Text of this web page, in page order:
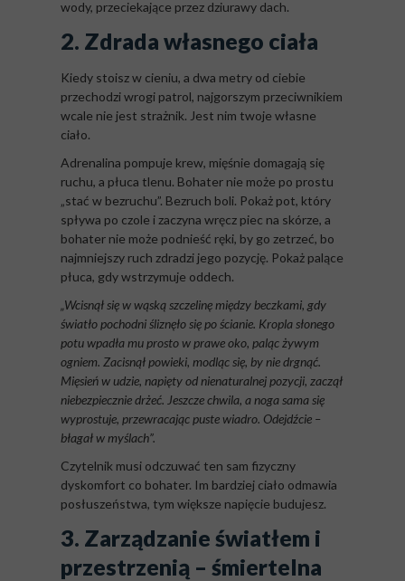
wody, przeciekające przez dziurawy dach.
2. Zdrada własnego ciała
Kiedy stoisz w cieniu, a dwa metry od ciebie
przechodzi wrogi patrol, najgorszym przeciwnikiem
wcale nie jest strażnik. Jest nim twoje własne
ciało.
Adrenalina pompuje krew, mięśnie domagają się
ruchu, a płuca tlenu. Bohater nie może po prostu
„stać w bezruchu”. Bezruch boli. Pokaż pot, który
spływa po czole i zaczyna wręcz piec na skórze, a
bohater nie może podnieść ręki, by go zetrzeć, bo
najmniejszy ruch zdradzi jego pozycję. Pokaż palące
płuca, gdy wstrzymuje oddech.
„Wcisnął się w wąską szczelinę między beczkami, gdy
światło pochodni śliznęło się po ścianie. Kropla słonego
potu wpadła mu prosto w prawe oko, paląc żywym
ogniem. Zacisnął powieki, modląc się, by nie drgnąć.
Mięsień w udzie, napięty od nienaturalnej pozycji, zaczął
niebezpiecznie drżeć. Jeszcze chwila, a noga sama się
wyprostuje, przewracając puste wiadro. Odejdźcie –
błagał w myślach”.
Czytelnik musi odczuwać ten sam fizyczny
dyskomfort co bohater. Im bardziej ciało odmawia
posłuszeństwa, tym większe napięcie budujesz.
3. Zarządzanie światłem i
przestrzenią – śmiertelna